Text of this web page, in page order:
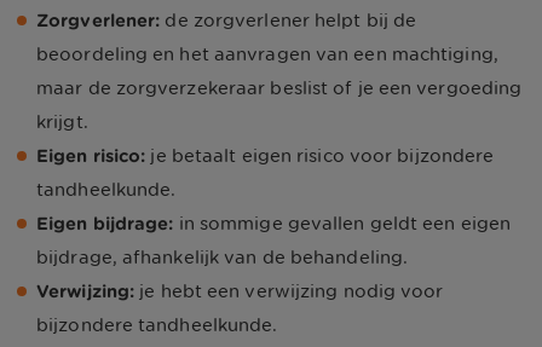
Zorgverlener: de zorgverlener helpt bij de
beoordeling en het aanvragen van een machtiging,
maar de zorgverzekeraar beslist of je een vergoeding
krijgt.
Eigen risico: je betaalt eigen risico voor bijzondere
tandheelkunde.
Eigen bijdrage: in sommige gevallen geldt een eigen
bijdrage, afhankelijk van de behandeling.
Verwijzing: je hebt een verwijzing nodig voor
bijzondere tandheelkunde.